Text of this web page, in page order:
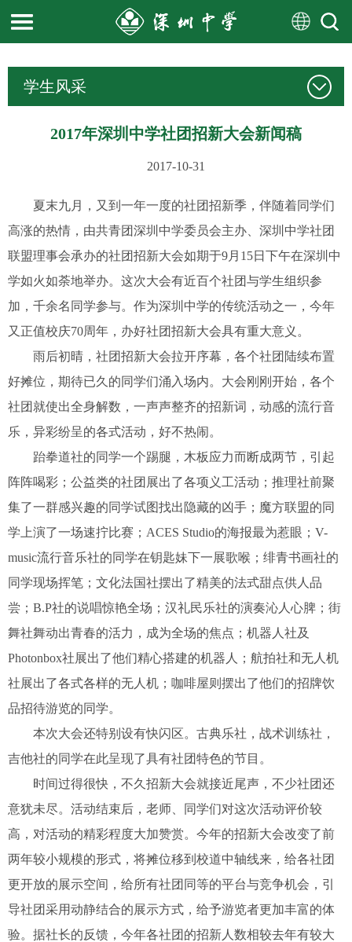
学生风采
2017年深圳中学社团招新大会新闻稿
2017-10-31
夏末九月，又到一年一度的社团招新季，伴随着同学们
高涨的热情，由共青团深圳中学委员会主办、深圳中学社团
联盟理事会承办的社团招新大会如期于9月15日下午在深圳中
学如火如荼地举办。这次大会有近百个社团与学生组织参
加，千余名同学参与。作为深圳中学的传统活动之一，今年
又正值校庆70周年，办好社团招新大会具有重大意义。
雨后初晴，社团招新大会拉开序幕，各个社团陆续布置
好摊位，期待已久的同学们涌入场内。大会刚刚开始，各个
社团就使出全身解数，一声声整齐的招新词，动感的流行音
乐，异彩纷呈的各式活动，好不热闹。
跆拳道社的同学一个踢腿，木板应力而断成两节，引起
阵阵喝彩；公益类的社团展出了各项义工活动；推理社前聚
集了一群感兴趣的同学试图找出隐藏的凶手；魔方联盟的同
学上演了一场速拧比赛；ACES Studio的海报最为惹眼；V-
music流行音乐社的同学在钥匙妹下一展歌喉；绯青书画社的
同学现场挥笔；文化法国社摆出了精美的法式甜点供人品
尝；B.P社的说唱惊艳全场；汉礼民乐社的演奏沁人心脾；街
舞社舞动出青春的活力，成为全场的焦点；机器人社及
Photonbox社展出了他们精心搭建的机器人；航拍社和无人机
社展出了各式各样的无人机；咖啡屋则摆出了他们的招牌饮
品招待游览的同学。
本次大会还特别设有快闪区。古典乐社，战术训练社，
吉他社的同学在此呈现了具有社团特色的节目。
时间过得很快，不久招新大会就接近尾声，不少社团还
意犹未尽。活动结束后，老师、同学们对这次活动评价较
高，对活动的精彩程度大加赞赏。今年的招新大会改变了前
两年较小规模的形式，将摊位移到校道中轴线来，给各社团
更开放的展示空间，给所有社团同等的平台与竞争机会，引
导社团采用动静结合的展示方式，给予游览者更加丰富的体
验。据社长的反馈，今年各社团的招新人数相较去年有较大